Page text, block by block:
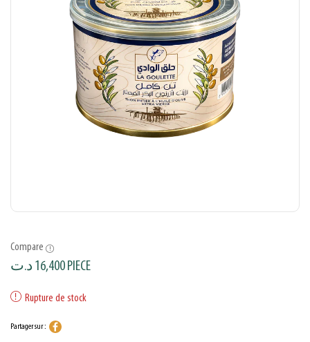
Compare
16,400د.ت PIECE
Rupture de stock
Partager sur :